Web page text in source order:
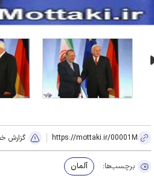
https://mottaki.ir/00001M گزارش
برچسب‌ها: آلمان